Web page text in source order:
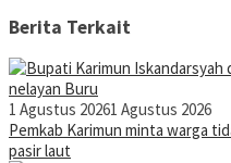
Berita Terkait
1 Agustus 20261 Agustus 2026
Pemkab Karimun minta warga
pasir laut